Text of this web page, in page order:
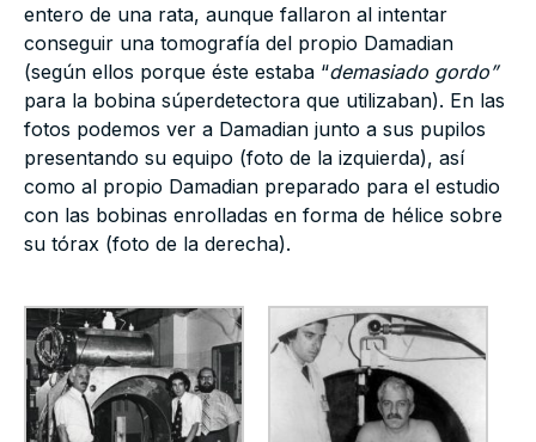
entero de una rata, aunque fallaron al intentar
conseguir una tomografía del propio Damadian
(según ellos porque éste estaba “demasiado gordo”
para la bobina súperdetectora que utilizaban). En las
fotos podemos ver a Damadian junto a sus pupilos
presentando su equipo (foto de la izquierda), así
como al propio Damadian preparado para el estudio
con las bobinas enrolladas en forma de hélice sobre
su tórax (foto de la derecha).